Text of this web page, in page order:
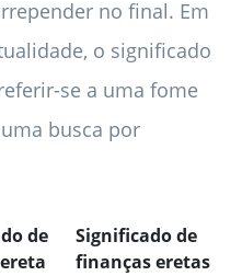
no final. Em
o significado
se a uma fome
busca por
de
Significado de
finanças eretas